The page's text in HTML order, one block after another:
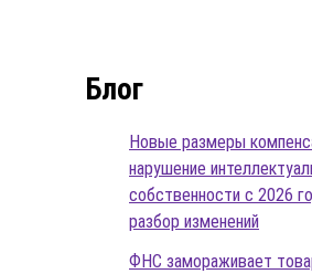
Блог
Новые размеры
нарушение
собственности с 2026
разбор изменений
ФНС замораживает